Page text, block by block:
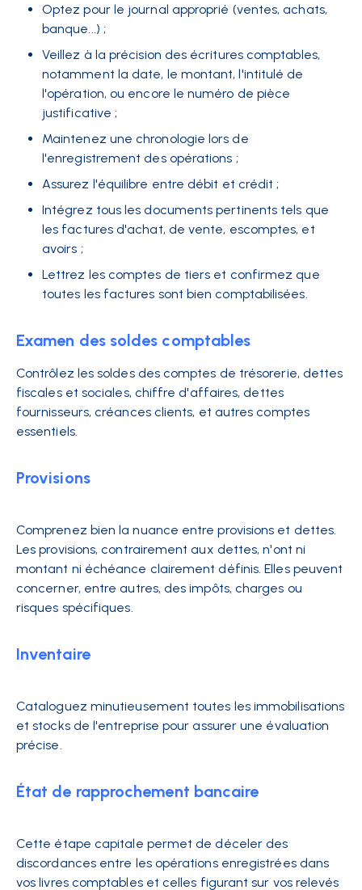
Optez pour le journal approprié (ventes, achats,
banque...) ;
Veillez à la précision des écritures comptables,
notamment la date, le montant, l'intitulé de
l'opération, ou encore le numéro de pièce
justificative ;
Maintenez une chronologie lors de
l'enregistrement des opérations ;
Assurez l'équilibre entre débit et crédit ;
Intégrez tous les documents pertinents tels que
les factures d'achat, de vente, escomptes, et
avoirs ;
Lettrez les comptes de tiers et confirmez que
toutes les factures sont bien comptabilisées.
Examen des soldes comptables
Contrôlez les soldes des comptes de trésorerie, dettes
fiscales et sociales, chiffre d'affaires, dettes
fournisseurs, créances clients, et autres comptes
essentiels.
Provisions
Comprenez bien la nuance entre provisions et dettes.
Les provisions, contrairement aux dettes, n'ont ni
montant ni échéance clairement définis. Elles peuvent
concerner, entre autres, des impôts, charges ou
risques spécifiques.
Inventaire
Cataloguez minutieusement toutes les immobilisations
et stocks de l'entreprise pour assurer une évaluation
précise.
État de rapprochement bancaire
Cette étape capitale permet de déceler des
discordances entre les opérations enregistrées dans
vos livres comptables et celles figurant sur vos relevés